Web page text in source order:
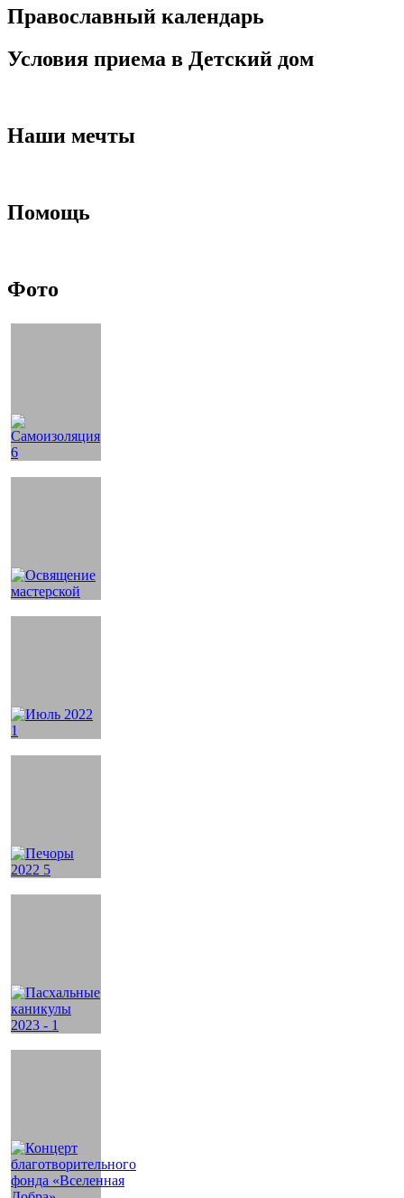
Православный календарь
Условия приема в Детский дом
Наши мечты
Помощь
Фото